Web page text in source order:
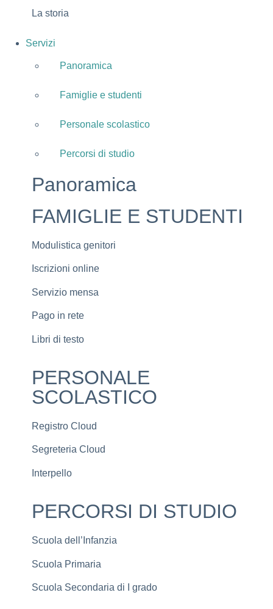
La storia
Servizi
Panoramica
Famiglie e studenti
Personale scolastico
Percorsi di studio
Panoramica
FAMIGLIE E STUDENTI
Modulistica genitori
Iscrizioni online
Servizio mensa
Pago in rete
Libri di testo
PERSONALE
SCOLASTICO
Registro Cloud
Segreteria Cloud
Interpello
PERCORSI DI STUDIO
Scuola dell’Infanzia
Scuola Primaria
Scuola Secondaria di I grado